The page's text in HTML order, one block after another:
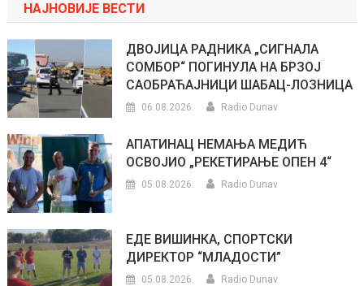
НАЈНОВИЈЕ ВЕСТИ
ДВОЈИЦА РАДНИКА „СИГНАЛА
СОМБОР“ ПОГИНУЛА НА БРЗОЈ
САОБРАЋАЈНИЦИ ШАБАЦ-ЛОЗНИЦА
06.08.2026. Radio Dunav
АПАТИНАЦ НЕМАЊА МЕДИЋ
ОСВОЈИО „РЕКЕТИРАЊЕ ОПЕН 4“
05.08.2026. Radio Dunav
ЕДЕ ВИШИНКА, СПОРТСКИ
ДИРЕКТОР “МЛАДОСТИ”
05.08.2026. Radio Dunav